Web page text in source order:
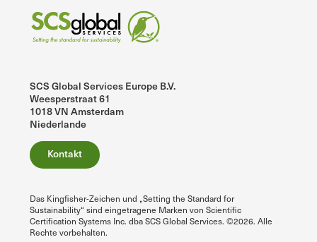
SCS Global Services Europe B.V.
Weesperstraat 61
1018 VN Amsterdam
Niederlande
Kontakt
Das Kingfisher-Zeichen und „Setting the Standard for
Sustainability“ sind eingetragene Marken von Scientific
Certification Systems Inc. dba SCS Global Services. ©2026. Alle
Rechte vorbehalten.